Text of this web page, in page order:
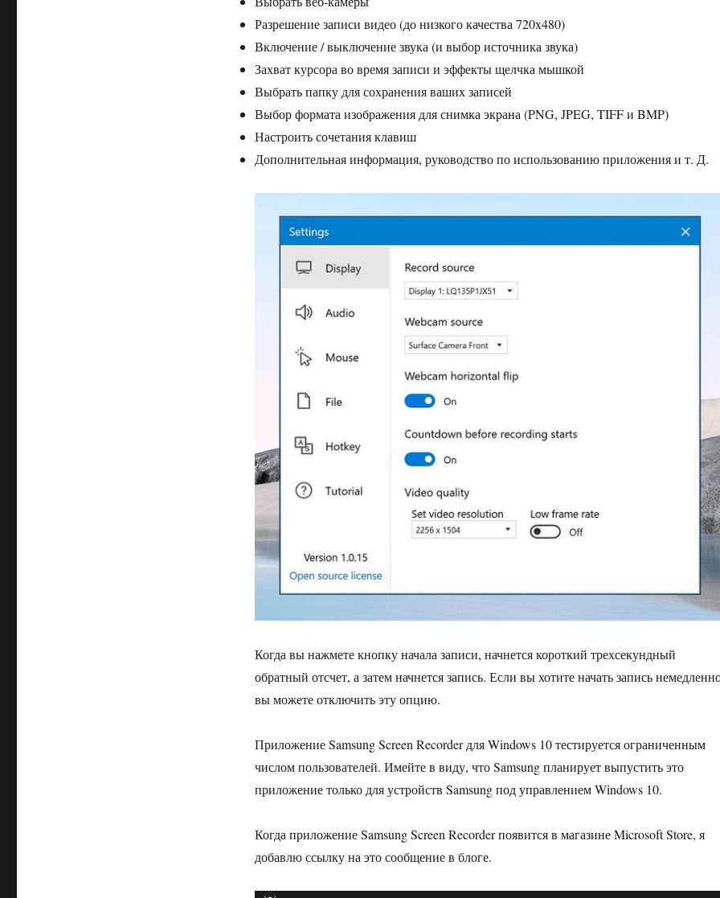
Разрешение записи видео (до низкого качества 720x480)
Включение / выключение звука (и выбор источника звука)
Захват курсора во время записи и эффекты щелчка мышкой
Выбрать​ папку для сохранения ваших записей
Выбор формата изображения для снимка экрана (PNG, JPEG, TIFF и BMP)
Настроить сочетания клавиш
Дополнительная информация, руководство по использованию приложения и т. Д.
Когда вы нажмете кнопку начала записи, начнется короткий трехсекундный
обратный отсчет, а затем начнется запись. Если вы хотите начать запись
вы можете отключить эту опцию.
Приложение Samsung Screen Recorder для Windows 10 тестируется ограниченным
числом пользователей. Имейте в виду, что Samsung планирует выпустить это
приложение только для устройств Samsung под управлением Windows 10.
Когда приложение Samsung Screen Recorder появится в магазине Microsoft Store, я
добавлю ссылку на это сообщение в блоге.